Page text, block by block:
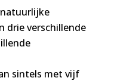
natuurlijke
drie verschillende
sintels met vijf